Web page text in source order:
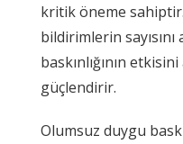
kritik öneme
bildirimlerin
baskınlığının
güçlendirir.
Olumsuz duygu